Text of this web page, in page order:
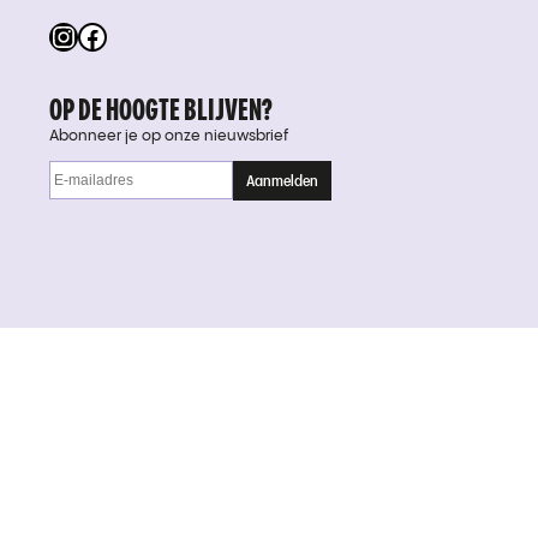
Instagram
Facebook
OP DE HOOGTE BLIJVEN?
Abonneer je op onze nieuwsbrief